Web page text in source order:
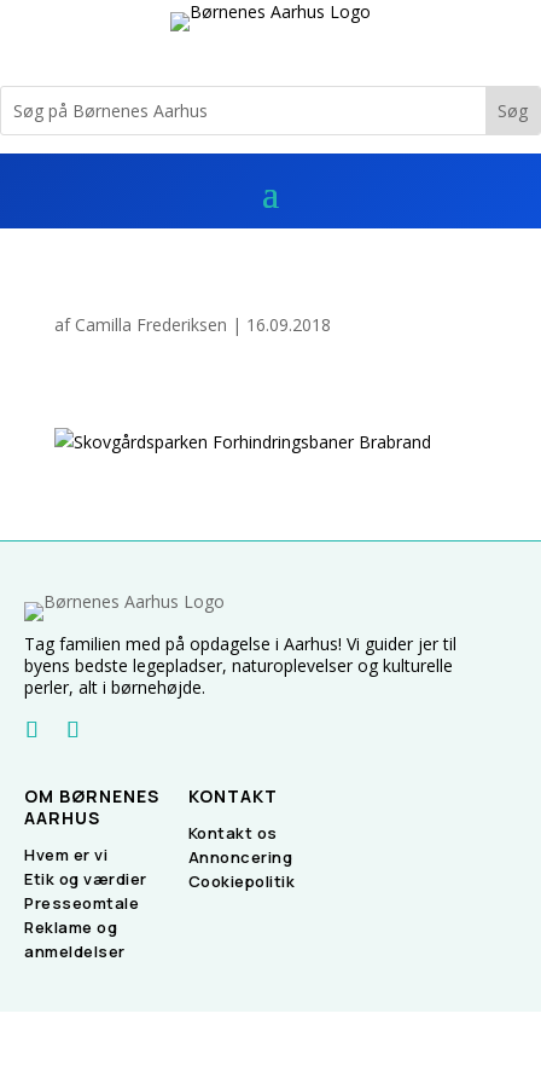
af Camilla Frederiksen | 16.09.2018
Tag familien med på opdagelse i Aarhus! Vi guider jer til
byens bedste legepladser, naturoplevelser og kulturelle
perler, alt i børnehøjde.
OM BØRNENES
AARHUS
Hvem er vi
Etik og værdier
Presseomtale
Reklame og
anmeldelser
KONTAKT
Kontakt os
Annoncering
Cookiepolitik